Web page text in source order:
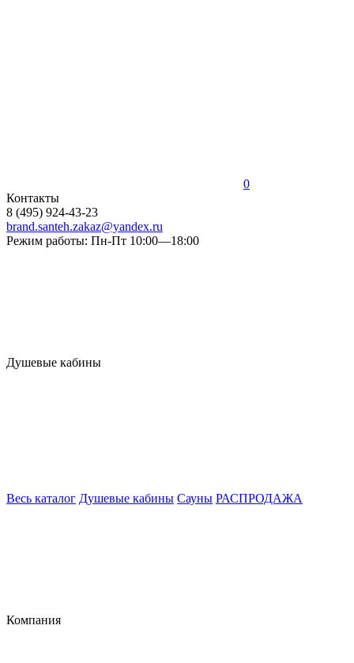
0
Контакты
8 (495) 924-43-23
brand.santeh.zakaz@yandex.ru
Режим работы: Пн-Пт 10:00—18:00
Душевые кабины
Весь каталог Душевые кабины Сауны РАСПРОДАЖА
Компания